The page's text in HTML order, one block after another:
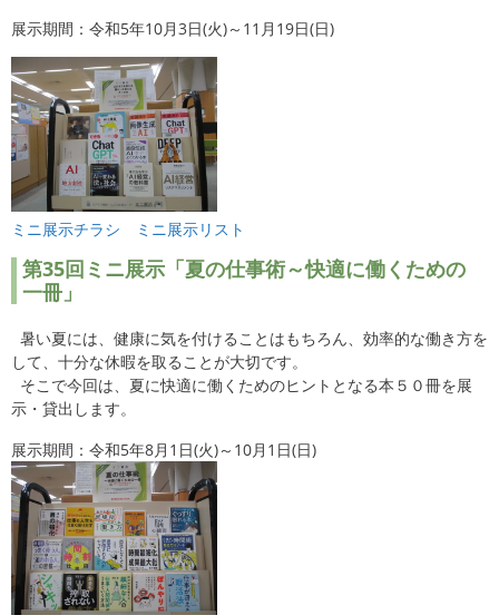
展示期間：令和5年10月3日(火)～11月19日(日)
ミニ展示チラシ ミニ展示リスト
第35回ミニ展示「夏の仕事術～快適に働くための
一冊」
暑い夏には、健康に気を付けることはもちろん、効率的な働き方を
して、十分な休暇を取ることが大切です。
そこで今回は、夏に快適に働くためのヒントとなる本５０冊を展
示・貸出します。
展示期間：令和5年8月1日(火)～10月1日(日)